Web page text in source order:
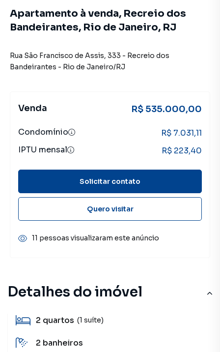
Detalhes do imóvel
2 quartos (1 suíte)
2 banheiros
Apartamento à venda, Recreio dos
Bandeirantes, Rio de Janeiro, RJ
Rua São Francisco de Assis, 333 - Recreio dos
Bandeirantes - Rio de Janeiro/RJ
Venda R$ 535.000,00
Condomínio
R$ 7.031,11
IPTU mensal
R$ 223,40
Solicitar contato
Quero visitar
11 pessoas visualizaram este anúncio